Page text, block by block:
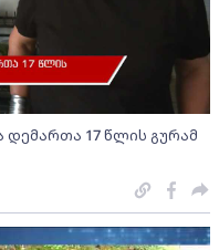
17 წლის გურამ